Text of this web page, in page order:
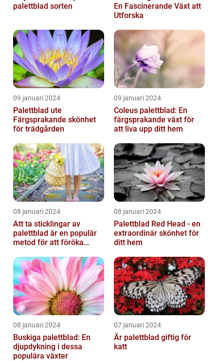
palettblad sorten
En Fascinerande Växt att
Utforska
09 januari 2024
Palettblad ute
Färgsprakande skönhet
för trädgården
09 januari 2024
Coleus palettblad: En
färgsprakande växt för
att liva upp ditt hem
08 januari 2024
Att ta sticklingar av
palettblad är en populär
metod för att föröka
08 januari 2024
Palettblad Red Head - en
extraordinär skönhet för
ditt hem
08 januari 2024
Buskiga palettblad: En
djupdykning i dessa
populära växter
07 januari 2024
Är palettblad giftig för
katt